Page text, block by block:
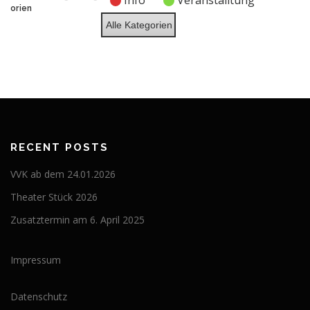
2026
2026
2026
2026
orien
Alle Kategorien
RECENT POSTS
VVK ab dem 24.01.2026
Theater Stück 2026
Zusatztermin am 6. April 2025
Impressum
Datenschutz